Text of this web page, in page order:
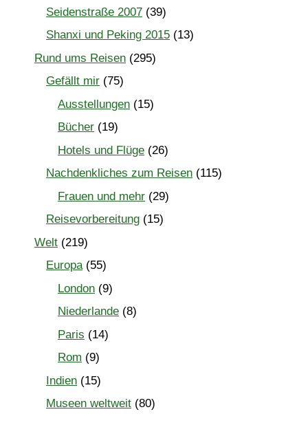
Seidenstraße 2007 (39)
Shanxi und Peking 2015 (13)
Rund ums Reisen (295)
Gefällt mir (75)
Ausstellungen (15)
Bücher (19)
Hotels und Flüge (26)
Nachdenkliches zum Reisen (115)
Frauen und mehr (29)
Reisevorbereitung (15)
Welt (219)
Europa(55)
London (9)
Niederlande (8)
Paris (14)
Rom (9)
Indien (15)
Museen weltweit (80)